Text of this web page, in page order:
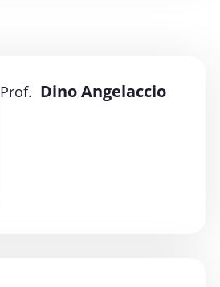
Prof. Dino Angelaccio